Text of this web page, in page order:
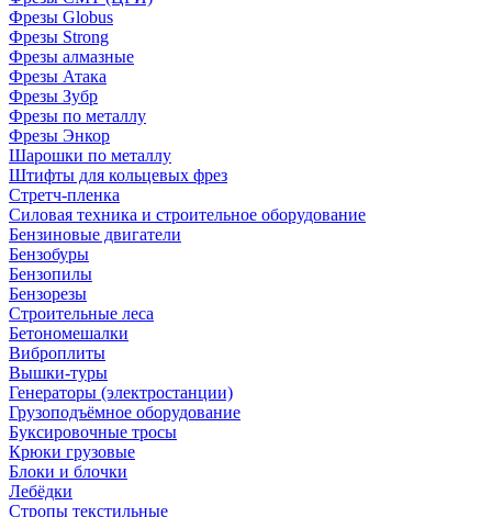
Фрезы Globus
Фрезы Strong
Фрезы алмазные
Фрезы Атака
Фрезы Зубр
Фрезы по металлу
Фрезы Энкор
Шарошки по металлу
Штифты для кольцевых фрез
Стретч-пленка
Силовая техника и строительное оборудование
Бензиновые двигатели
Бензобуры
Бензопилы
Бензорезы
Строительные леса
Бетономешалки
Виброплиты
Вышки-туры
Генераторы (электростанции)
Грузоподъёмное оборудование
Буксировочные тросы
Крюки грузовые
Блоки и блочки
Лебёдки
Стропы текстильные